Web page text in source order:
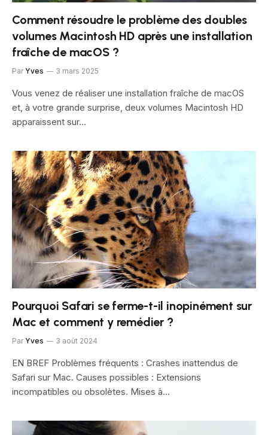
Comment résoudre le problème des doubles
volumes Macintosh HD après une installation
fraîche de macOS ?
Par Yves 3 mars 2025
Vous venez de réaliser une installation fraîche de macOS
et, à votre grande surprise, deux volumes Macintosh HD
apparaissent sur…
Pourquoi Safari se ferme-t-il inopinément sur
Mac et comment y remédier ?
Par Yves 3 août 2024
EN BREF Problèmes fréquents : Crashes inattendus de
Safari sur Mac. Causes possibles : Extensions
incompatibles ou obsolètes. Mises à…